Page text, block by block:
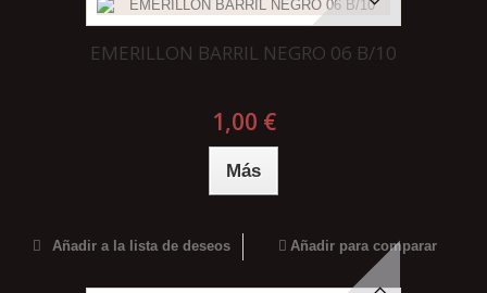
EMERILLON BARRIL NEGRO 06 B/10
1,00 €
Más
Añadir a la lista de deseos Añadir para comparar